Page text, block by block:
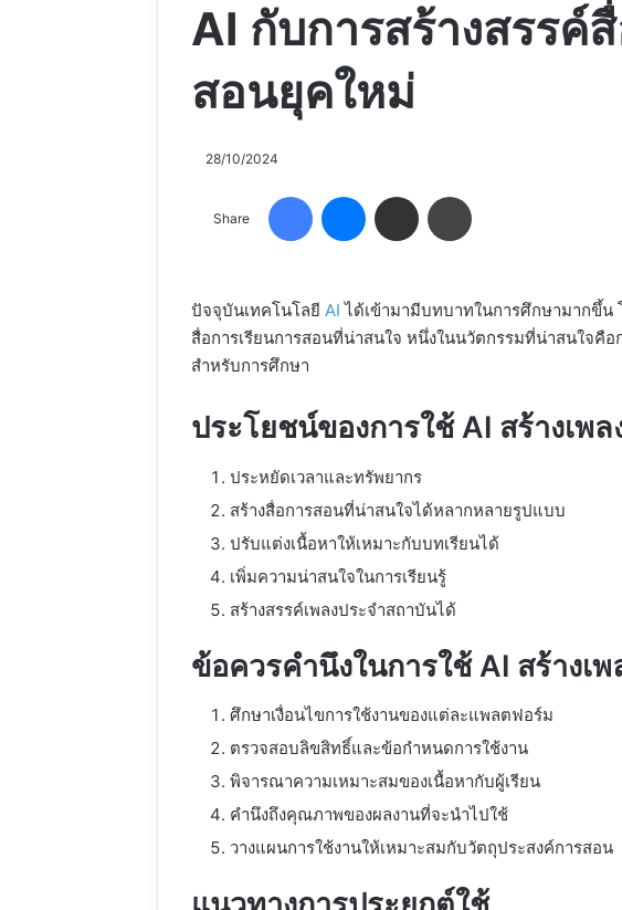
AI กับการสร้างสรรค์
สอนยุคใหม่
28/10/2024
Share
FacebookMessenger
Share via Email
ปัจจุบันเทคโนโลยี AI ได้เข้ามามีบทบาทในการศึกษามากขึ้น
สื่อการเรียนการสอนที่น่าสนใจ หนึ่งในนวัตกรรมที่น่าสนใจคือ
สำหรับการศึกษา
ประโยชน์ของการใช้ AI สร้างเพล
ประหยัดเวลาและทรัพยากร
สร้างสื่อการสอนที่น่าสนใจได้หลากหลายรูปแบบ
ปรับแต่งเนื้อหาให้เหมาะกับบทเรียนได้
เพิ่มความน่าสนใจในการเรียนรู้
สร้างสรรค์เพลงประจำสถาบันได้
ข้อควรคำนึงในการใช้ AI สร้างเพ
ศึกษาเงื่อนไขการใช้งานของแต่ละแพลตฟอร์ม
ตรวจสอบลิขสิทธิ์และข้อกำหนดการใช้งาน
พิจารณาความเหมาะสมของเนื้อหากับผู้เรียน
คำนึงถึงคุณภาพของผลงานที่จะนำไปใช้
วางแผนการใช้งานให้เหมาะสมกับวัตถุประสงค์การสอน